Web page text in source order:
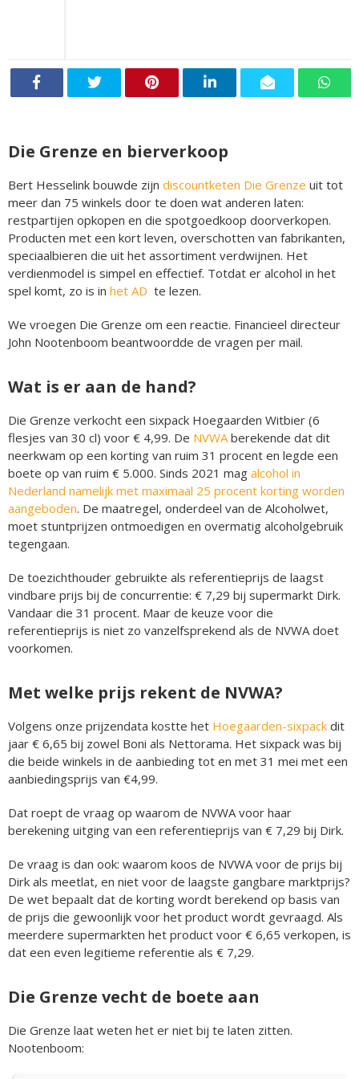
Die Grenze en bierverkoop
Bert Hesselink bouwde zijn discountketen Die Grenze uit tot
meer dan 75 winkels door te doen wat anderen laten:
restpartijen opkopen en die spotgoedkoop doorverkopen.
Producten met een kort leven, overschotten van fabrikanten,
speciaalbieren die uit het assortiment verdwijnen. Het
verdienmodel is simpel en effectief. Totdat er alcohol in het
spel komt, zo is in het AD te lezen.
We vroegen Die Grenze om een reactie. Financieel directeur
John Nootenboom beantwoordde de vragen per mail.
Wat is er aan de hand?
Die Grenze verkocht een sixpack Hoegaarden Witbier (6
flesjes van 30 cl) voor € 4,99. De NVWA berekende dat dit
neerkwam op een korting van ruim 31 procent en legde een
boete op van ruim € 5.000. Sinds 2021 mag alcohol in
Nederland namelijk met maximaal 25 procent korting worden
aangeboden. De maatregel, onderdeel van de Alcoholwet,
moet stuntprijzen ontmoedigen en overmatig alcoholgebruik
tegengaan.
De toezichthouder gebruikte als referentieprijs de laagst
vindbare prijs bij de concurrentie: € 7,29 bij supermarkt Dirk.
Vandaar die 31 procent. Maar de keuze voor die
referentieprijs is niet zo vanzelfsprekend als de NVWA doet
voorkomen.
Met welke prijs rekent de NVWA?
Volgens onze prijzendata kostte het Hoegaarden-sixpack dit
jaar € 6,65 bij zowel Boni als Nettorama. Het sixpack was bij
die beide winkels in de aanbieding tot en met 31 mei met een
aanbiedingsprijs van €4,99.
Dat roept de vraag op waarom de NVWA voor haar
berekening uitging van een referentieprijs van € 7,29 bij Dirk.
De vraag is dan ook: waarom koos de NVWA voor de prijs bij
Dirk als meetlat, en niet voor de laagste gangbare marktprijs?
De wet bepaalt dat de korting wordt berekend op basis van
de prijs die gewoonlijk voor het product wordt gevraagd. Als
meerdere supermarkten het product voor € 6,65 verkopen, is
dat een even legitieme referentie als € 7,29.
Die Grenze vecht de boete aan
Die Grenze laat weten het er niet bij te laten zitten.
Nootenboom: